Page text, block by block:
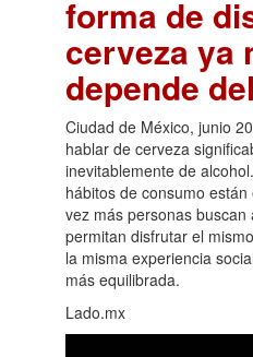
forma de
cerveza ya
depende
Ciudad de México, junio
hablar de cerveza
inevitablemente de
hábitos de consumo
vez más personas
permitan disfrutar el
la misma experiencia
más equilibrada.
Lado.mx